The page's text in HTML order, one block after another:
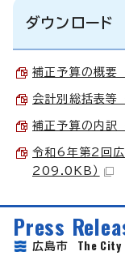
ダウンロード
補正予算の概要
会計別総括表
補正予算の内
令和6年第2回広
209.0KB）
Press
広島市 The City